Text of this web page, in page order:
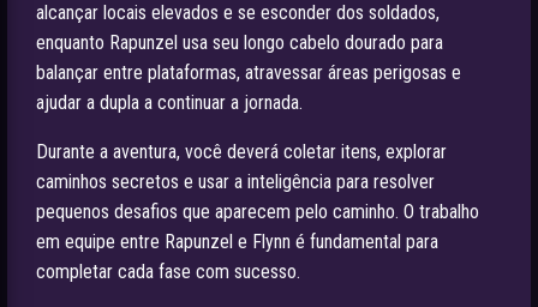
alcançar locais elevados e se esconder dos soldados,
enquanto Rapunzel usa seu longo cabelo dourado para
balançar entre plataformas, atravessar áreas perigosas e
ajudar a dupla a continuar a jornada.
Durante a aventura, você deverá coletar itens, explorar
caminhos secretos e usar a inteligência para resolver
pequenos desafios que aparecem pelo caminho. O trabalho
em equipe entre Rapunzel e Flynn é fundamental para
completar cada fase com sucesso.